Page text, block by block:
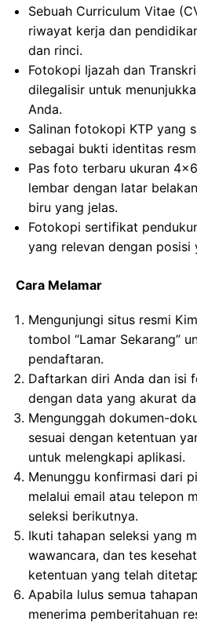
Sebuah Curriculum Vitae
riwayat kerja dan
dan rinci.
Fotokopi Ijazah dan
dilegalisir untuk
Anda.
Salinan fotokopi KTP yang
sebagai bukti identitas
Pas foto terbaru ukuran
lembar dengan latar
biru yang jelas.
Fotokopi sertifikat
yang relevan dengan posisi
Cara Melamar
Mengunjungi situs resmi
tombol “Lamar Sekarang”
pendaftaran.
Daftarkan diri Anda dan isi
dengan data yang akurat
Mengunggah dokumen-
sesuai dengan ketentuan
untuk melengkapi aplikasi.
Menunggu konfirmasi dari
melalui email atau telepon
seleksi berikutnya.
Ikuti tahapan seleksi yang
wawancara, dan tes
ketentuan yang telah
Apabila lulus semua
menerima pemberitahuan